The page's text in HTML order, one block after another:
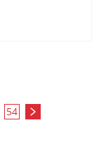
54